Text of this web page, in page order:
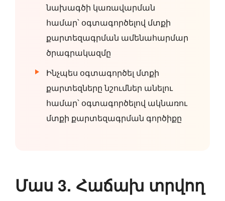
նախագծի կառավարման
համար՝ օգտագործելով մտքի
քարտեզագրման ամենահարմար
ծրագրակազմը
Ինչպես օգտագործել մտքի
քարտեզները նշումներ անելու
համար՝ օգտագործելով ակնառու
մտքի քարտեզագրման գործիքը
Մաս 3. Հաճախ տրվող